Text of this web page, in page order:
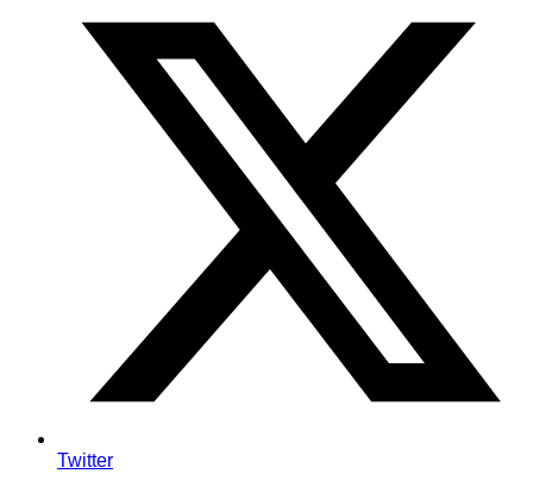
Twitter